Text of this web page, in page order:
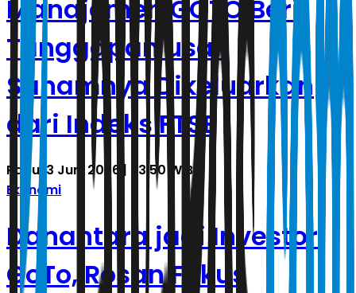
Manajemen GOTO Beri
Tanggapan usai
Sahamnya Dikeluarkan
dari Indeks FTSE
Rabu, 3 Juni 2026 | 23.50 WIB
Ekonomi
Danantara jadi Investor
GoTo, Rosan Fokus